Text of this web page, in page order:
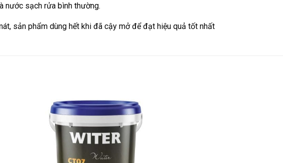
nước sạch rửa bình thường.
sản phẩm dùng hết khi đã cậy mở để đạt hiệu quả tốt nhất